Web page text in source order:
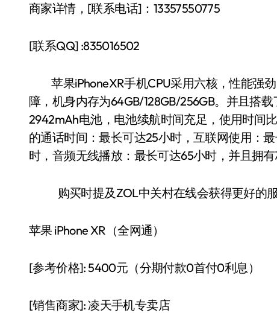
商家详情，[联系电话]：13357550775
[联系QQ] :835016502
苹果iPhoneXR手机CPU采用六核，性能强
障，机身内存为64GB/128GB/256GB。并且搭
2942mAh电池，电池续航时间充足，使用时间
的通话时间：最长可达25小时，互联网使用：
时，音频无线播放：最长可达65小时，并且拥
购买时提及ZOL中关村在线会获得更好的服
苹果 iPhone XR（全网通）
[参考价格]: 5400元（分期付款0首付0利息）
[销售商家]: 凌天手机专卖店